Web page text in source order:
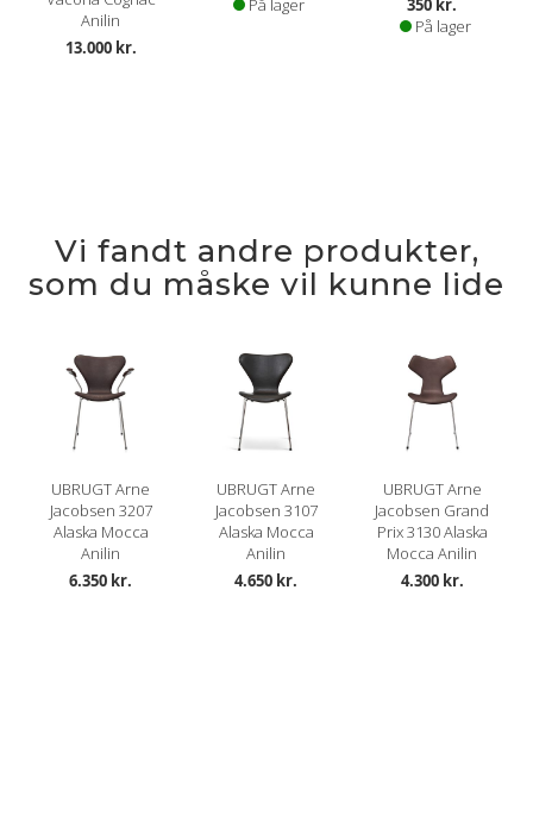
Anilin
13.000 kr.
På lager
350 kr.
På lager
Vi fandt andre produkter,
som du måske vil kunne lide
UBRUGT Arne
Jacobsen 3207
Alaska Mocca
Anilin
6.350 kr.
UBRUGT Arne
Jacobsen 3107
Alaska Mocca
Anilin
4.650 kr.
UBRUGT Arne
Jacobsen Grand
Prix 3130 Alaska
Mocca Anilin
4.300 kr.